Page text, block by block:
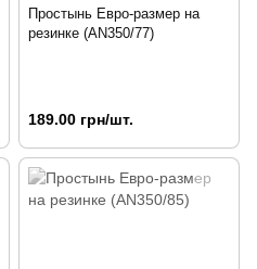
Простынь Евро-размер на
резинке (AN350/77)
189.00 грн/шт.